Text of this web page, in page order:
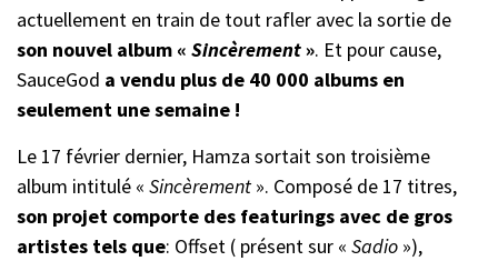
actuellement en train de tout rafler avec la sortie de
son nouvel album « Sincèrement». Et pour cause,
SauceGod a vendu plus de 40 000 albums en
seulement une semaine !
Le 17 février dernier, Hamza sortait son troisième
album intitulé « Sincèrement ». Composé de 17 titres,
son projet comporte des featurings avec de gros
artistes tels que: Offset ( présent sur « Sadio »),